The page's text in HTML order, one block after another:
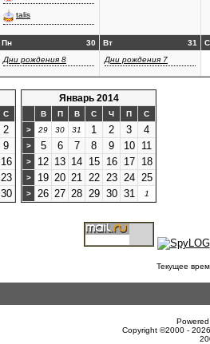
talis
30
Пн
Дни рождения 8
31
Вт
Дни рождения 7
С
2
9
16
23
30
Январь 2014
В П В С Ч П
С
>
29 30 31 1 2 3 4
> 5 6 7 8 9 10 11
> 12 13 14 15 16 17 18
> 19 20 21 22 23 24 25
> 26 27 28 29 30 31 1
Текущее
Copyright ©2000 -